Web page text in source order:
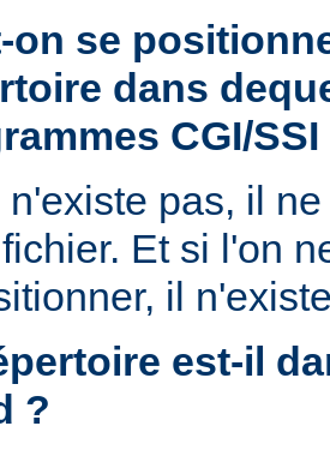
on se
dans
CGI/SSI
n'existe pas, il
Et si l'on
il
est-il
?